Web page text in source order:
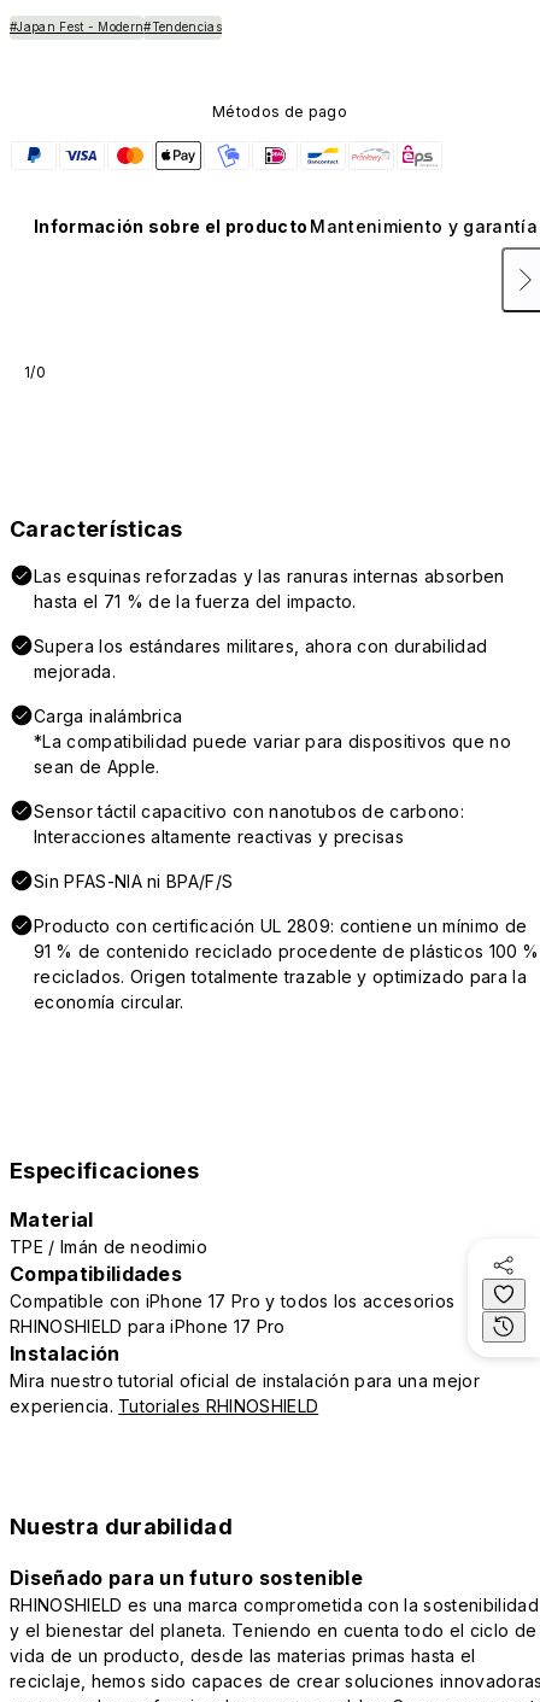
#Japan Fest - Modern#Tendencias
Métodos de pago
Información sobre el producto Mantenimiento y garantía
1/0
Características
Las esquinas reforzadas y las ranuras internas absorben
hasta el 71 % de la fuerza del impacto.
Supera los estándares militares, ahora con durabilidad
mejorada.
Carga inalámbrica
*La compatibilidad puede variar para dispositivos que no
sean de Apple.
Sensor táctil capacitivo con nanotubos de carbono:
Interacciones altamente reactivas y precisas
Sin PFAS-NIA ni BPA/F/S
Producto con certificación UL 2809: contiene un mínimo de
91 % de contenido reciclado procedente de plásticos 100 %
reciclados. Origen totalmente trazable y optimizado para la
economía circular.
Especificaciones
Material
TPE / Imán de neodimio
Compatibilidades
Compatible con iPhone 17 Pro y todos los accesorios
RHINOSHIELD para iPhone 17 Pro
Instalación
Mira nuestro tutorial oficial de instalación para una mejor
experiencia. Tutoriales RHINOSHIELD
Nuestra durabilidad
Diseñado para un futuro sostenible
RHINOSHIELD es una marca comprometida con la sostenibilidad
y el bienestar del planeta. Teniendo en cuenta todo el ciclo de
vida de un producto, desde las materias primas hasta el
reciclaje, hemos sido capaces de crear soluciones